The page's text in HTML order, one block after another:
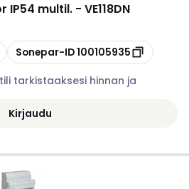
multil. - VE118DN
Kopioi
Sonepar-ID100105935
tarkistaaksesi hinnan ja
Kirjaudu